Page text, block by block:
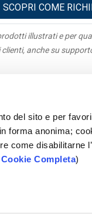
del sito e per
forma anonima;
come disabilitarne
Completa)
SCOPRI COME
illustrati e per
anche su
Parti
Rapporti
Sepa
Mifid